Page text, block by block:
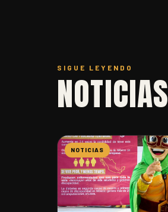
SIGUE LEYENDO
NOTICIAS
NOTICIAS